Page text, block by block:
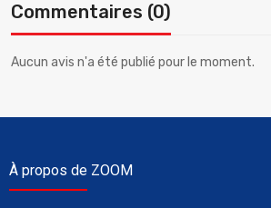
Commentaires (0)
Aucun avis n'a été publié pour le moment.
À propos de ZOOM